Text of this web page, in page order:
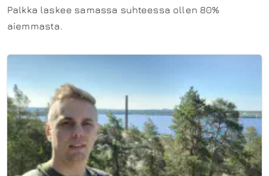
Palkka laskee samassa suhteessa ollen 80%
aiemmasta.